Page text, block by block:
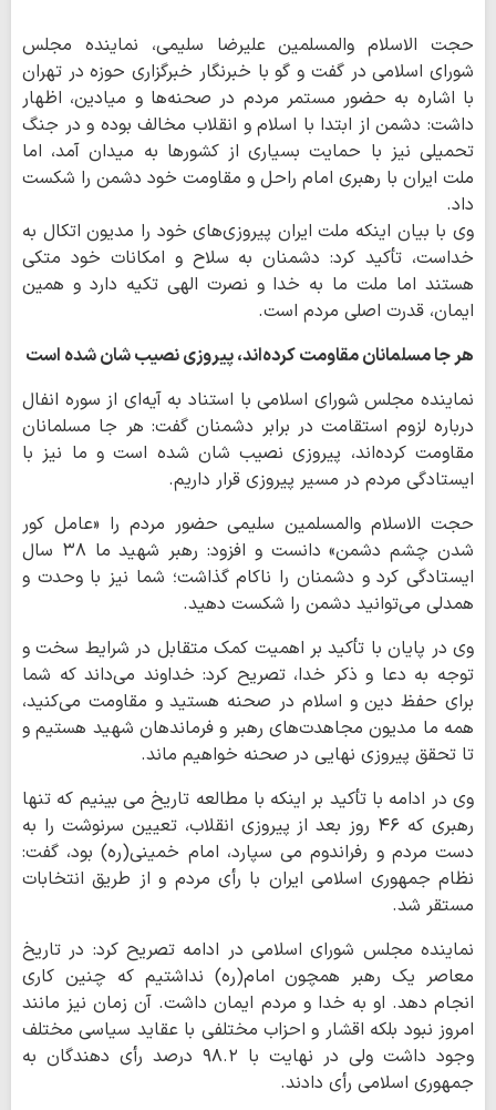
حجت الاسلام والمسلمین علیرضا سلیمی، نماینده مجلس
شورای اسلامی در گفت و گو با خبرنگار خبرگزاری حوزه در تهران
با اشاره به حضور مستمر مردم در صحنه‌ها و میادین، اظهار
داشت: دشمن از ابتدا با اسلام و انقلاب مخالف بوده و در جنگ
تحمیلی نیز با حمایت بسیاری از کشورها به میدان آمد، اما
ملت ایران با رهبری امام راحل و مقاومت خود دشمن را شکست
داد.
وی با بیان اینکه ملت ایران پیروزی‌های خود را مدیون اتکال به
خداست، تأکید کرد: دشمنان به سلاح و امکانات خود متکی
هستند اما ملت ما به خدا و نصرت الهی تکیه دارد و همین
ایمان، قدرت اصلی مردم است.
هر جا مسلمانان مقاومت کرده‌اند، پیروزی نصیب شان شده است
نماینده مجلس شورای اسلامی با استناد به آیه‌ای از سوره انفال
درباره لزوم استقامت در برابر دشمنان گفت: هر جا مسلمانان
مقاومت کرده‌اند، پیروزی نصیب شان شده است و ما نیز با
ایستادگی مردم در مسیر پیروزی قرار داریم.
حجت الاسلام والمسلمین سلیمی حضور مردم را «عامل کور
شدن چشم دشمن» دانست و افزود: رهبر شهید ما ۳۸ سال
ایستادگی کرد و دشمنان را ناکام گذاشت؛ شما نیز با وحدت و
همدلی می‌توانید دشمن را شکست دهید.
وی در پایان با تأکید بر اهمیت کمک متقابل در شرایط سخت و
توجه به دعا و ذکر خدا، تصریح کرد: خداوند می‌داند که شما
برای حفظ دین و اسلام در صحنه هستید و مقاومت می‌کنید،
همه ما مدیون مجاهدت‌های رهبر و فرماندهان شهید هستیم و
تا تحقق پیروزی نهایی در صحنه خواهیم ماند.
وی در ادامه با تأکید بر اینکه با مطالعه تاریخ می بینیم که تنها
رهبری که ۴۶ روز بعد از پیروزی انقلاب، تعیین سرنوشت را به
دست مردم و رفراندوم می سپارد، امام خمینی(ره) بود، گفت:
نظام جمهوری اسلامی ایران با رأی مردم و از طریق انتخابات
مستقر شد.
نماینده مجلس شورای اسلامی در ادامه تصریح کرد: در تاریخ
معاصر یک رهبر همچون امام(ره) نداشتیم که چنین کاری
انجام دهد. او به خدا و مردم ایمان داشت. آن زمان نیز مانند
امروز نبود بلکه اقشار و احزاب مختلفی با عقاید سیاسی مختلف
وجود داشت ولی در نهایت با ۹۸.۲ درصد رأی دهندگان به
جمهوری اسلامی رأی دادند.